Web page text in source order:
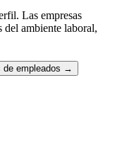
Las empresas
del ambiente laboral,
de empleados →